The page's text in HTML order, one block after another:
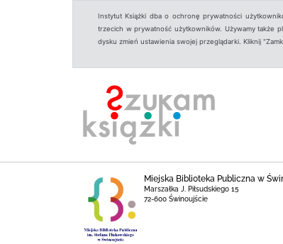
Instytut Książki dba o ochronę prywatności
trzecich w prywatność użytkowników. Używamy także
dysku zmień ustawienia swojej przeglądarki. Kliknij
Miejska Biblioteka Publiczna w
Marszałka J. Piłsudskiego 15
72-600 Świnoujście